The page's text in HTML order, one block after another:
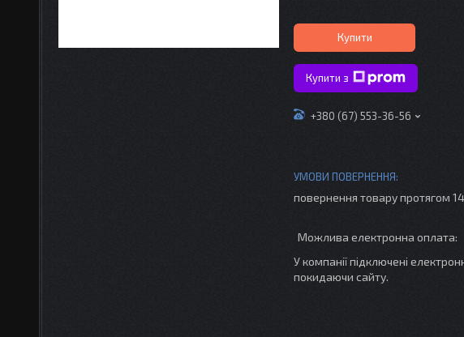
Купити
Купити з
+380 (67) 553-36-56
повернення товару протягом
У компанії підключені
покидаючи сайту.